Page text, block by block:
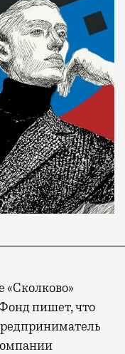
«Сколково»
пишет, что